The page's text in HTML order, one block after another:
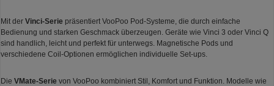
Mit der Vinci-Serie präsentiert VooPoo Pod-Systeme, die durch einfache
Bedienung und starken Geschmack überzeugen. Geräte wie Vinci 3 oder Vinci Q
sind handlich, leicht und perfekt für unterwegs. Magnetische Pods und
verschiedene Coil-Optionen ermöglichen individuelle Set-ups.
Die VMate-Serie von VooPoo kombiniert Stil, Komfort und Funktion. Modelle wie